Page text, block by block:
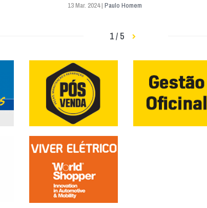
13 Mar. 2024 | Paulo Homem
1 / 5